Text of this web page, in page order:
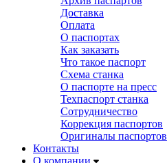
Доставка
Оплата
О паспортах
Как заказать
Что такое паспорт
Схема станка
О паспорте на пресс
Техпаспорт станка
Сотрудничество
Коррекция паспортов
Оригиналы паспортов
Контакты
О компании